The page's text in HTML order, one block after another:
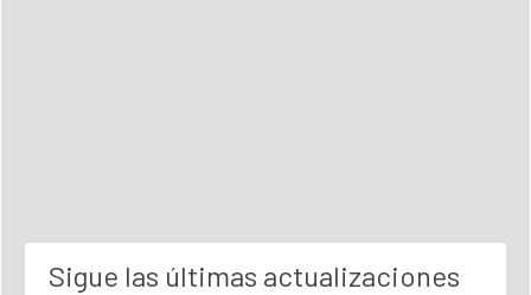
Sigue las últimas actualizaciones